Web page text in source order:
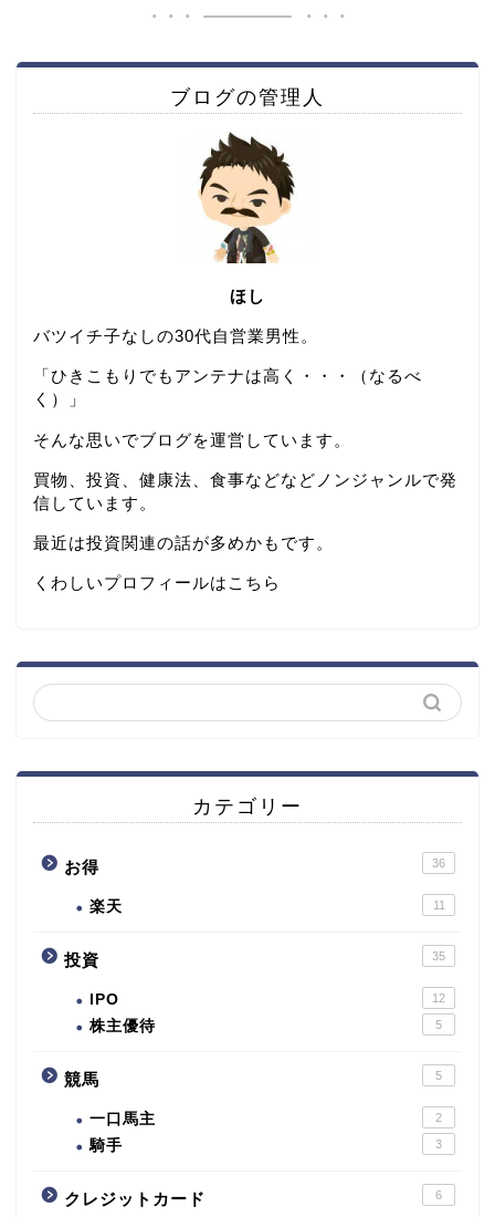
ブログの管理人
ほし
バツイチ子なしの30代自営業男性。
「ひきこもりでもアンテナは高く・・・（なるべ
く）」
そんな思いでブログを運営しています。
買物、投資、健康法、食事などなどノンジャンルで発
信しています。
最近は投資関連の話が多めかもです。
くわしいプロフィールは こちら
カテゴリー
お得 36
楽天 11
投資 35
IPO 12
株主優待 5
競馬 5
一口馬主 2
騎手 3
クレジットカード 6